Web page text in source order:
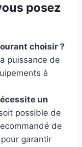
posez
choisir ?
puissance de
à
un
possible de
de
garantir